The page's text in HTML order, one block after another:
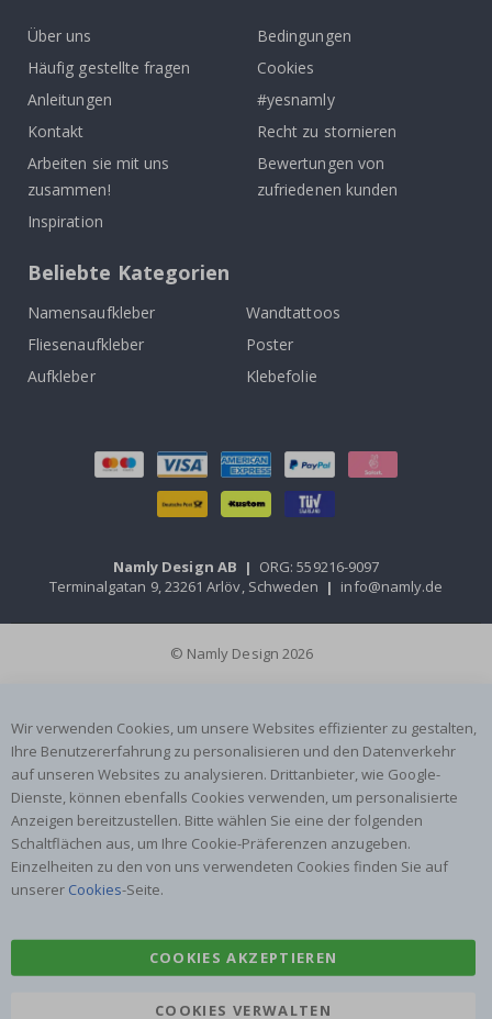
Über uns
Häufig gestellte fragen
Anleitungen
Kontakt
Arbeiten sie mit uns
zusammen!
Inspiration
Bedingungen
Cookies
#yesnamly
Recht zu stornieren
Bewertungen von
zufriedenen kunden
Beliebte Kategorien
Namensaufkleber
Wandtattoos
Fliesenaufkleber
Poster
Aufkleber
Klebefolie
Namly Design AB | ORG: 559216-9097
Terminalgatan 9, 23261 Arlöv, Schweden | info@namly.de
© Namly Design 2026
Wir verwenden Cookies, um unsere Websites effizienter zu gestalten,
Ihre Benutzererfahrung zu personalisieren und den Datenverkehr
auf unseren Websites zu analysieren. Drittanbieter, wie Google-
Dienste, können ebenfalls Cookies verwenden, um personalisierte
Anzeigen bereitzustellen. Bitte wählen Sie eine der folgenden
Schaltflächen aus, um Ihre Cookie-Präferenzen anzugeben.
Einzelheiten zu den von uns verwendeten Cookies finden Sie auf
unserer Cookies-Seite.
COOKIES AKZEPTIEREN
COOKIES VERWALTEN